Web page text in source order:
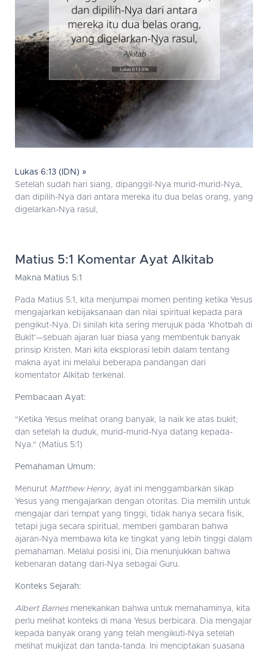
Lukas 6:13 (IDN) »
Setelah sudah hari siang, dipanggil-Nya murid-murid-Nya,
dan dipilih-Nya dari antara mereka itu dua belas orang, yang
digelarkan-Nya rasul,
Matius 5:1 Komentar Ayat Alkitab
Makna Matius 5:1
Pada Matius 5:1, kita menjumpai momen penting ketika Yesus
mengajarkan kebijaksanaan dan nilai spiritual kepada para
pengikut-Nya. Di sinilah kita sering merujuk pada 'Khotbah di
Bukit'—sebuah ajaran luar biasa yang membentuk banyak
prinsip Kristen. Mari kita eksplorasi lebih dalam tentang
makna ayat ini melalui beberapa pandangan dari
komentator Alkitab terkenal.
Pembacaan Ayat:
"Ketika Yesus melihat orang banyak, Ia naik ke atas bukit;
dan setelah Ia duduk, murid-murid-Nya datang kepada-
Nya." (Matius 5:1)
Pemahaman Umum:
Menurut Matthew Henry, ayat ini menggambarkan sikap
Yesus yang mengajarkan dengan otoritas. Dia memilih untuk
mengajar dari tempat yang tinggi, tidak hanya secara fisik,
tetapi juga secara spiritual, memberi gambaran bahwa
ajaran-Nya membawa kita ke tingkat yang lebih tinggi dalam
pemahaman. Melalui posisi ini, Dia menunjukkan bahwa
kebenaran datang dari-Nya sebagai Guru.
Konteks Sejarah:
Albert Barnesmenekankan bahwa untuk memahaminya, kita
perlu melihat konteks di mana Yesus berbicara. Dia mengajar
kepada banyak orang yang telah mengikuti-Nya setelah
melihat mukjizat dan tanda-tanda. Ini menciptakan suasana